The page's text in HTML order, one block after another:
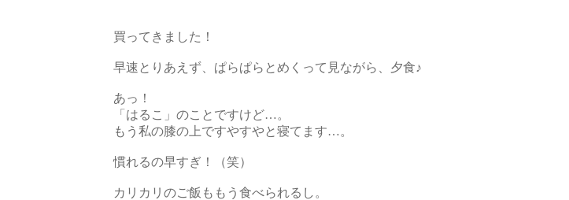
買ってきました！
早速とりあえず、ぱらぱらとめくって見ながら、夕食♪
あっ！
「はるこ」のことですけど…。
もう私の膝の上ですやすやと寝てます…。
慣れるの早すぎ！（笑）
カリカリのご飯ももう食べられるし。